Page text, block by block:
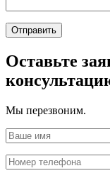
Отправить
Оставьте
Мы перезвоним.